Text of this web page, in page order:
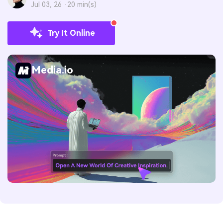
Jul 03, 26 · 20 min(s)
Try It Online
Media.io